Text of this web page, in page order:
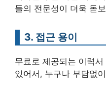
들의 전문성이 더욱 돋
3. 접근 용이
무료로 제공되는 이력
있어서, 누구나 부담없